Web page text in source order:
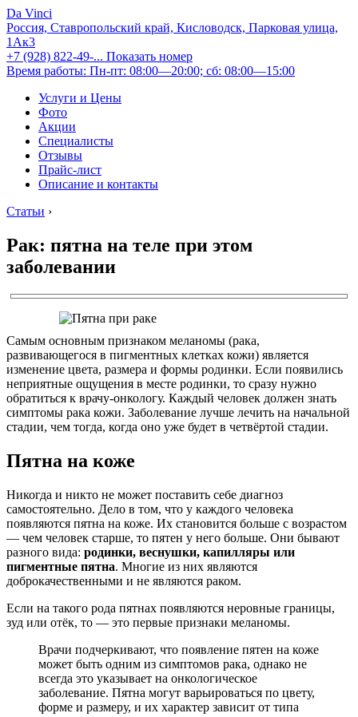
Da Vinci
Россия, Ставропольский край, Кисловодск, Парковая улица,
1Ак3
+7 (928) 822-49-... Показать номер
Время работы: Пн-пт: 08:00—20:00; сб: 08:00—15:00
Услуги и Цены
Фото
Акции
Специалисты
Отзывы
Прайс-лист
Описание и контакты
Статьи ›
Рак: пятна на теле при этом
заболевании
Самым основным признаком меланомы (рака,
развивающегося в пигментных клетках кожи) является
изменение цвета, размера и формы родинки. Если появились
неприятные ощущения в месте родинки, то сразу нужно
обратиться к врачу-онкологу. Каждый человек должен знать
симптомы рака кожи. Заболевание лучше лечить на начальной
стадии, чем тогда, когда оно уже будет в четвёртой стадии.
Пятна на коже
Никогда и никто не может поставить себе диагноз
самостоятельно. Дело в том, что у каждого человека
появляются пятна на коже. Их становится больше с возрастом
— чем человек старше, то пятен у него больше. Они бывают
разного вида: родинки, веснушки, капилляры или
пигментные пятна. Многие из них являются
доброкачественными и не являются раком.
Если на такого рода пятнах появляются неровные границы,
зуд или отёк, то — это первые признаки меланомы.
Врачи подчеркивают, что появление пятен на коже
может быть одним из симптомов рака, однако не
всегда это указывает на онкологическое
заболевание. Пятна могут варьироваться по цвету,
форме и размеру, и их характер зависит от типа